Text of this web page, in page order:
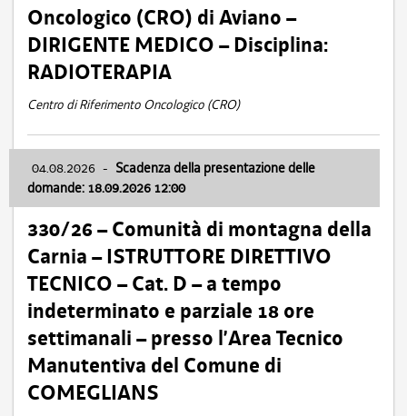
Oncologico (CRO) di Aviano –
DIRIGENTE MEDICO – Disciplina:
RADIOTERAPIA
Centro di Riferimento Oncologico (CRO)
04.08.2026 - Scadenza della presentazione delle
domande: 18.09.2026 12:00
330/26 – Comunità di montagna della
Carnia – ISTRUTTORE DIRETTIVO
TECNICO – Cat. D – a tempo
indeterminato e parziale 18 ore
settimanali – presso l’Area Tecnico
Manutentiva del Comune di
COMEGLIANS